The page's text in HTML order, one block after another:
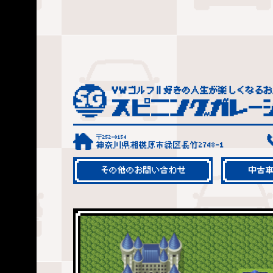
〒252-0154
神奈川県相模原市緑区長竹2748-1
その他のお問い合わせ 中古